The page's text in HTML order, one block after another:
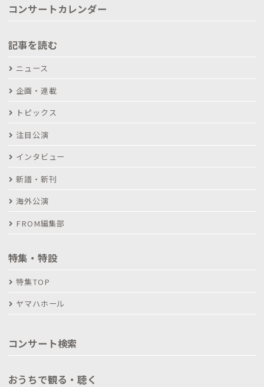
コンサートカレンダー
記事を読む
ニュース
企画・連載
トピックス
注目公演
インタビュー
新譜・新刊
海外公演
FROM編集部
特集・特設
特集TOP
ヤマハホール
コンサート検索
おうちで観る・聴く